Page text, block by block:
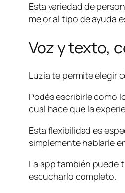
Esta variedad de
mejor al tipo de ayuda
Voz y texto,
Luzia te permite elegir
Podés escribirle como
cual hace que la
Esta flexibilidad es
simplemente hablarle
La app también puede
escucharlo completo.